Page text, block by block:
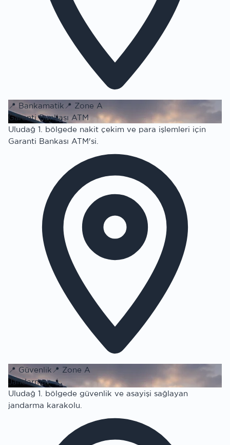
📍 Bankamatik 📍 Zone A
Garanti Bankası ATM
Uludağ 1. bölgede nakit çekim ve para işlemleri için
Garanti Bankası ATM'si.
📍 Güvenlik 📍 Zone A
Jandarma
Uludağ 1. bölgede güvenlik ve asayişi sağlayan
jandarma karakolu.